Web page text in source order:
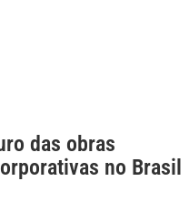
das obras
no Brasil